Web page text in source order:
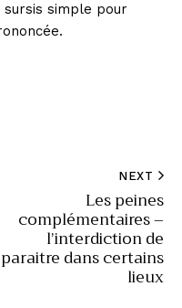
sursis simple pour
NEXT
Les peines
complémentaires –
l’interdiction de
paraitre dans certains
lieux